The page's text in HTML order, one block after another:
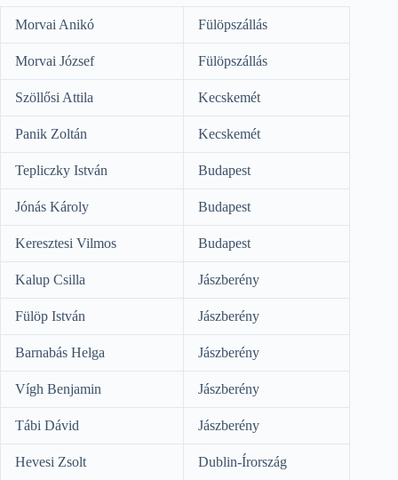
Morvai Anikó Fülöpszállás
Morvai József Fülöpszállás
Szöllősi Attila Kecskemét
Panik Zoltán Kecskemét
Tepliczky István Budapest
Jónás Károly Budapest
Keresztesi Vilmos Budapest
Kalup Csilla Jászberény
Fülöp István Jászberény
Barnabás Helga Jászberény
Vígh Benjamin Jászberény
Tábi Dávid Jászberény
Hevesi Zsolt Dublin-Írország